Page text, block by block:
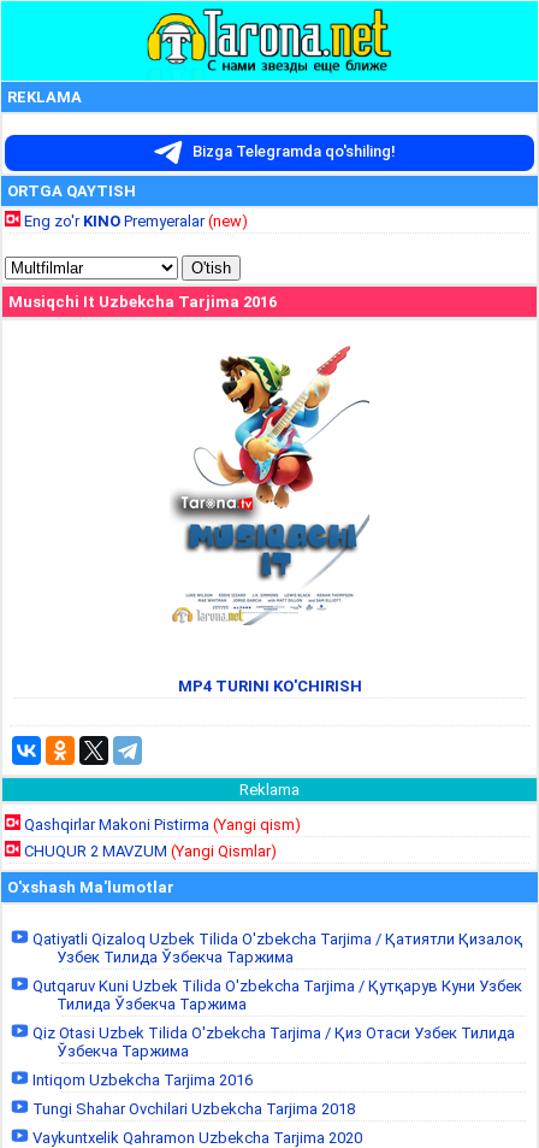
REKLAMA
Bizga Telegramda qo'shiling!
ORTGA QAYTISH
Eng zo'r KINO Premyeralar(new)
Musiqchi It Uzbekcha Tarjima 2016
MP4 TURINI KO'CHIRISH
Reklama
Qashqirlar Makoni Pistirma (Yangi qism)
CHUQUR 2 MAVZUM (Yangi Qismlar)
O'xshash Ma'lumotlar
Qatiyatli Qizaloq Uzbek Tilida O'zbekcha Tarjima / Қатиятли Қизалоқ
Узбек Тилида Ўзбекча Таржима
Qutqaruv Kuni Uzbek Tilida O'zbekcha Tarjima / Қутқарув Куни Узбек
Тилида Ўзбекча Таржима
Qiz Otasi Uzbek Tilida O'zbekcha Tarjima / Қиз Отаси Узбек Тилида
Ўзбекча Таржима
Intiqom Uzbekcha Tarjima 2016
Tungi Shahar Ovchilari Uzbekcha Tarjima 2018
Vaykuntxelik Qahramon Uzbekcha Tarjima 2020